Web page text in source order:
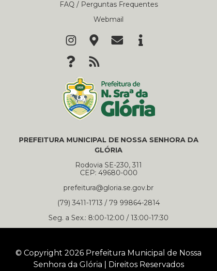
FAQ / Perguntas Frequentes
Webmail
PREFEITURA MUNICIPAL DE NOSSA SENHORA DA
GLÓRIA
Rodovia SE-230, 311
CEP: 49680-000
prefeitura@gloria.se.gov.br
(79) 3411-1713 / 79 99864-2814
Seg. a Sex.: 8:00-12:00 / 13:00-17:30
© Copyright 2026 Prefeitura Municipal de Nossa
Senhora da Glória | Direitos Reservados